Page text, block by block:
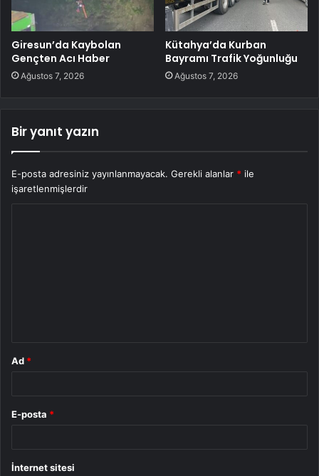
Giresun’da Kaybolan
Gençten Acı Haber
Ağustos 7, 2026
Kütahya’da Kurban
Bayramı Trafik Yoğunluğu
Ağustos 7, 2026
Bir yanıt yazın
E-posta adresiniz yayınlanmayacak. Gerekli alanlar * ile
işaretlenmişlerdir
Ad *
E-posta *
İnternet sitesi